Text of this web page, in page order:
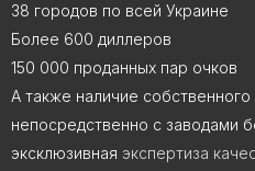
38 городов по всей Украине
Более 600 диллеров
150 000 проданных пар очков
А также наличие
непосредственно с заводами
эксклюзивная экспертиза